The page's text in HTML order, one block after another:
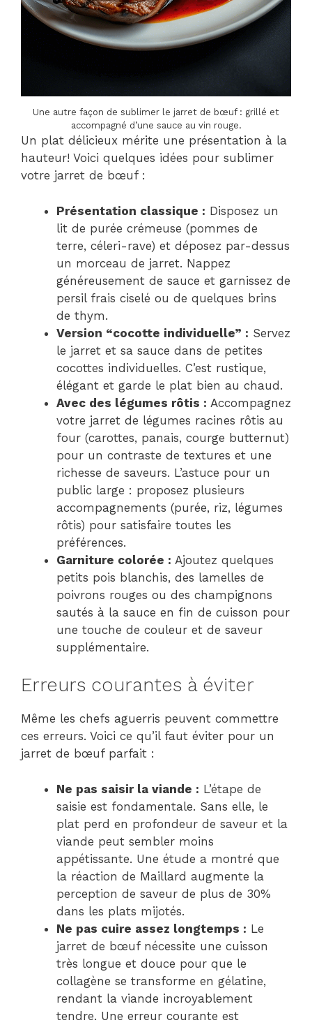
Une autre façon de sublimer le jarret de bœuf : grillé et
accompagné d’une sauce au vin rouge.
Un plat délicieux mérite une présentation à la
hauteur! Voici quelques idées pour sublimer
votre jarret de bœuf :
Présentation classique : Disposez un
lit de purée crémeuse (pommes de
terre, céleri-rave) et déposez par-dessus
un morceau de jarret. Nappez
généreusement de sauce et garnissez de
persil frais ciselé ou de quelques brins
de thym.
Version “cocotte individuelle” : Servez
le jarret et sa sauce dans de petites
cocottes individuelles. C’est rustique,
élégant et garde le plat bien au chaud.
Avec des légumes rôtis : Accompagnez
votre jarret de légumes racines rôtis au
four (carottes, panais, courge butternut)
pour un contraste de textures et une
richesse de saveurs. L’astuce pour un
public large : proposez plusieurs
accompagnements (purée, riz, légumes
rôtis) pour satisfaire toutes les
préférences.
Garniture colorée : Ajoutez quelques
petits pois blanchis, des lamelles de
poivrons rouges ou des champignons
sautés à la sauce en fin de cuisson pour
une touche de couleur et de saveur
supplémentaire.
Erreurs courantes à éviter
Même les chefs aguerris peuvent commettre
ces erreurs. Voici ce qu’il faut éviter pour un
jarret de bœuf parfait :
Ne pas saisir la viande : L’étape de
saisie est fondamentale. Sans elle, le
plat perd en profondeur de saveur et la
viande peut sembler moins
appétissante. Une étude a montré que
la réaction de Maillard augmente la
perception de saveur de plus de 30%
dans les plats mijotés.
Ne pas cuire assez longtemps : Le
jarret de bœuf nécessite une cuisson
très longue et douce pour que le
collagène se transforme en gélatine,
rendant la viande incroyablement
tendre. Une erreur courante est